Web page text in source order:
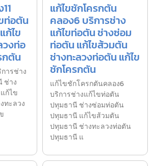
ท่อตัน
ก้ไข
วงท่อ
กตัน
ารช่าง
ช่าง
ก้ไข
ทะลวง
แก้ไขชักโครกตัน
คลอง6 บริการช่าง
แก้ไขท่อตัน ช่างซ่อม
ท่อตัน แก้ไขส้วมตัน
ช่างทะลวงท่อตัน แก้ไข
ชักโครกตัน
แก้ไขชักโครกตันคลอง6
บริการช่างแก้ไขท่อตัน
ปทุมธานี ช่างซ่อมท่อตัน
ปทุมธานี แก้ไขส้วมตัน
ปทุมธานี ช่างทะลวงท่อตัน
ปทุมธานี แ